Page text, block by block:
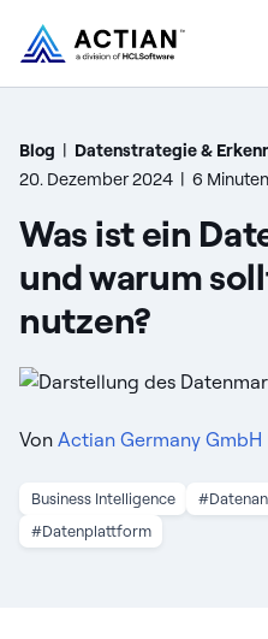
Produkte
Kunden
Unternehmen
Ressourcen
Blog | Datenstrategie &
20. Dezember 2024 | 6
Was ist ein
und warum
nutzen?
Von Actian Germany GmbH
Business Intelligence
#Datenplattform